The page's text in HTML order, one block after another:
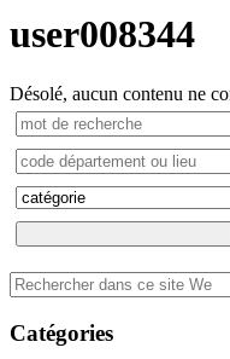
user008344
Désolé, aucun contenu ne
Barre
latérale
principale
Rechercher
dans
ce
site
Catégories